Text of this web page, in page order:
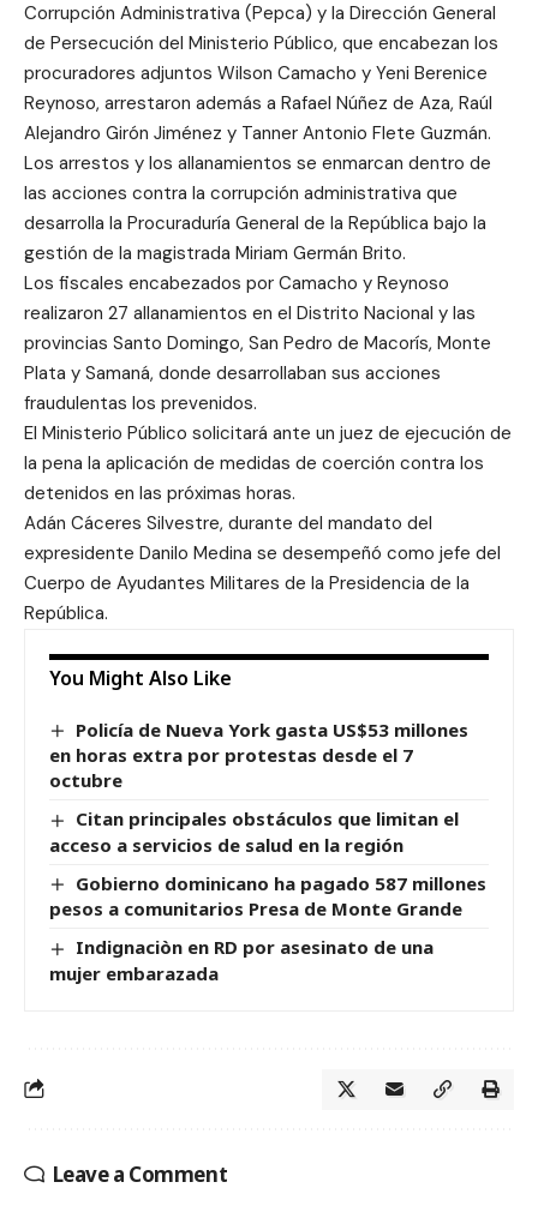
Corrupción Administrativa (Pepca) y la Dirección General
de Persecución del Ministerio Público, que encabezan los
procuradores adjuntos Wilson Camacho y Yeni Berenice
Reynoso, arrestaron además a Rafael Núñez de Aza, Raúl
Alejandro Girón Jiménez y Tanner Antonio Flete Guzmán.
Los arrestos y los allanamientos se enmarcan dentro de
las acciones contra la corrupción administrativa que
desarrolla la Procuraduría General de la República bajo la
gestión de la magistrada Miriam Germán Brito.
Los fiscales encabezados por Camacho y Reynoso
realizaron 27 allanamientos en el Distrito Nacional y las
provincias Santo Domingo, San Pedro de Macorís, Monte
Plata y Samaná, donde desarrollaban sus acciones
fraudulentas los prevenidos.
El Ministerio Público solicitará ante un juez de ejecución de
la pena la aplicación de medidas de coerción contra los
detenidos en las próximas horas.
Adán Cáceres Silvestre, durante del mandato del
expresidente Danilo Medina se desempeñó como jefe del
Cuerpo de Ayudantes Militares de la Presidencia de la
República.
You Might Also Like
Policía de Nueva York gasta US$53 millones
en horas extra por protestas desde el 7
octubre
Citan principales obstáculos que limitan el
acceso a servicios de salud en la región
Gobierno dominicano ha pagado 587 millones
pesos a comunitarios Presa de Monte Grande
Indignaciòn en RD por asesinato de una
mujer embarazada
Leave a Comment